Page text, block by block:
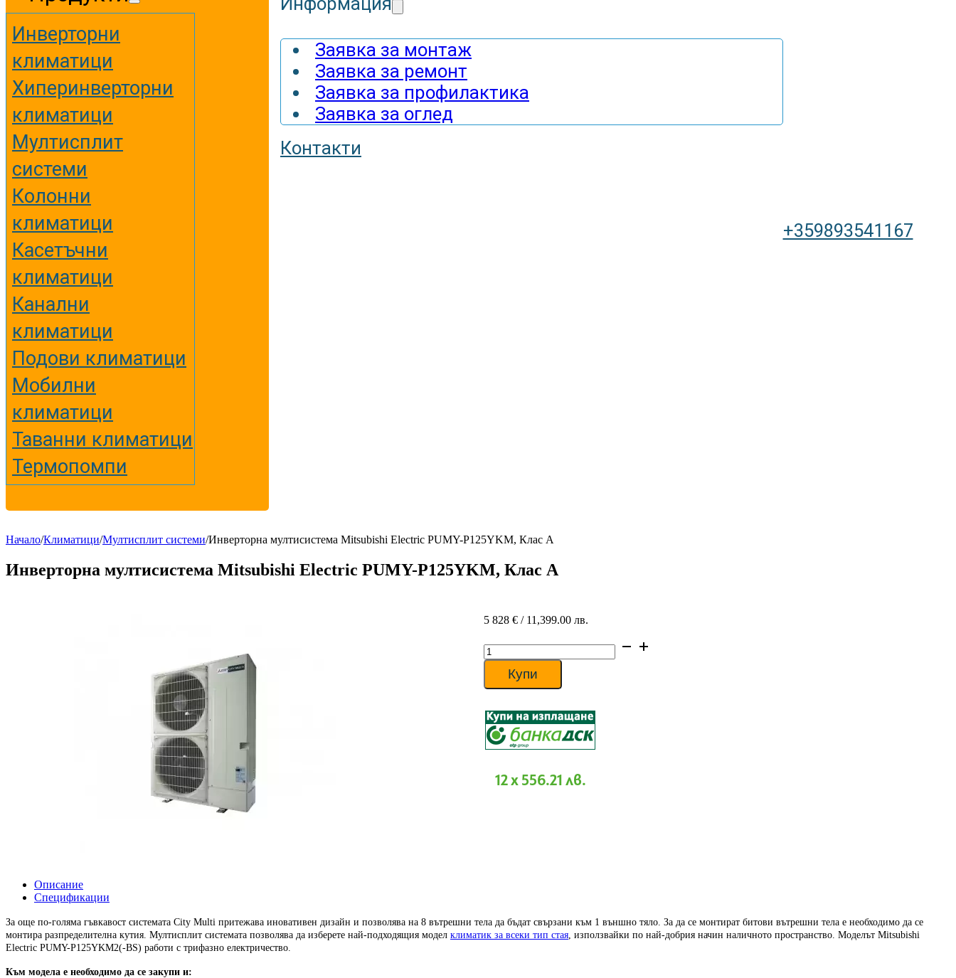
Инверторни
климатици
Хиперинверторни
климатици
Мултисплит
системи
Колонни
климатици
Касетъчни
климатици
Канални
климатици
Подови климатици
Мобилни
климатици
Таванни климатици
Термопомпи
Заявка за монтаж
Заявка за ремонт
Заявка за профилактика
Заявка за оглед
Контакти
+359893541167
Начало/Климатици/Мултисплит системи/Инверторна мултисистема Mitsubishi Electric PUMY-P125YKM, Клас А
Инверторна мултисистема Mitsubishi Electric PUMY-P125YKM, Клас А
5 828 € / 11,399.00 лв.
количество
за
Инверторна
мултисистема
PUMY-
P125YKM,
Клас
Купи
12 x 556.21 лв.
Описание
Спецификации
За още по-голяма гъвкавост системата City Multi притежава иновативен дизайн и позволява на 8 вътрешни тела да бъдат свързани към 1 външно тяло. За да се монтират битови вътрешни тела е необходимо да се
монтира разпределителна кутия. Мултисплит системата позволява да изберете най-подходящия модел климатик за всеки тип стая , използвайки по най-добрия начин наличното пространство. Моделът Mitsubishi
Electric PUMY-P125YKM2(-BS) работи с трифазно електричество.
Към модела е необходимо да се закупи и: